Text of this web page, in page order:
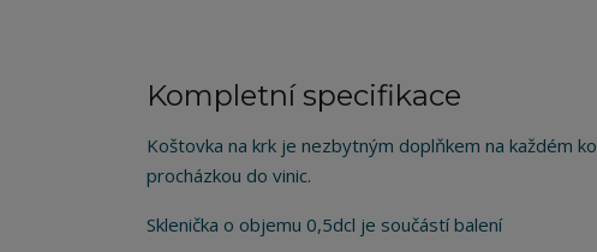
Kompletní specifikace
Koštovka na krk je nezbytným doplňkem na každém
procházkou do vinic.
Sklenička o objemu 0,5dcl je součástí balení